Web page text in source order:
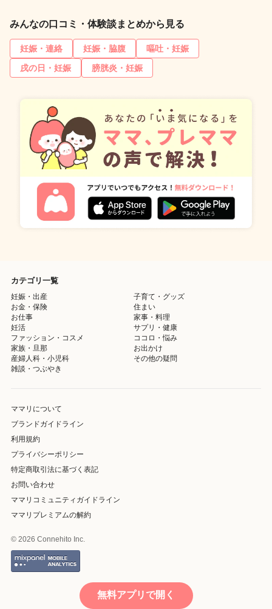
みんなの口コミ・体験談まとめから見る
妊娠・連絡 妊娠・脇腹
嘔吐・妊娠
戌の日・妊娠
膀胱炎・妊娠
カテゴリ一覧
妊娠・出産
子育て・グッズ
お金・保険
住まい
お仕事
家事・料理
妊活
サプリ・健康
ファッション・コスメ
ココロ・悩み
家族・旦那
お出かけ
産婦人科・小児科
その他の疑問
雑談・つぶやき
ママリについて
ブランドガイドライン
利用規約
プライバシーポリシー
特定商取引法に基づく表記
お問い合わせ
ママリコミュニティガイドライン
ママリプレミアムの解約
© 2026 Connehito Inc.
無料アプリで開く